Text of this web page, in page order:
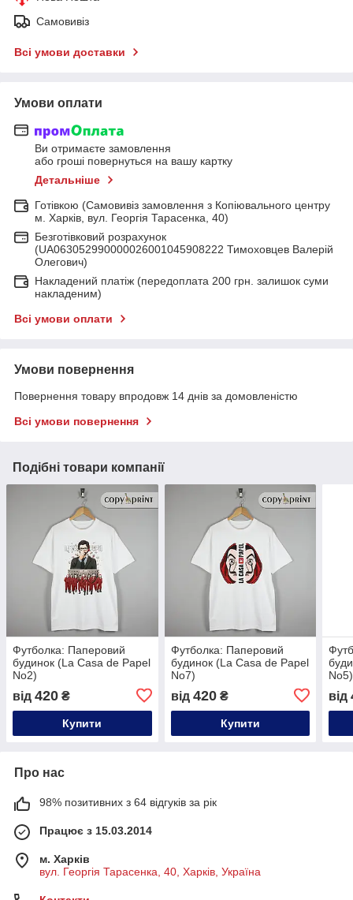
Самовивіз
Всі умови доставки
Умови оплати
Ви отримаєте замовлення
або гроші повернуться на вашу картку
Детальніше
Готівкою (Самовивіз замовлення з Копіювального центру
м. Харків, вул. Георгія Тарасенка, 40)
Безготівковий розрахунок
(UA063052990000026001045908222 Тимоховцев Валерій
Олегович)
Накладений платіж (передоплата 200 грн. залишок суми
накладеним)
Всі умови оплати
Умови повернення
Повернення товару впродовж 14 днів за домовленістю
Всі умови повернення
Подібні товари компанії
Футболка: Паперовий
будинок (La Casa de Papel
No2)
від 420 ₴
Купити
Футболка: Паперовий
будинок (La Casa de Papel
No7)
від 420₴
Купити
No5)
від
Про нас
98% позитивних з 64 відгуків за рік
Працює з 15.03.2014
м. Харків
вул. Георгія Тарасенка, 40, Харків, Україна